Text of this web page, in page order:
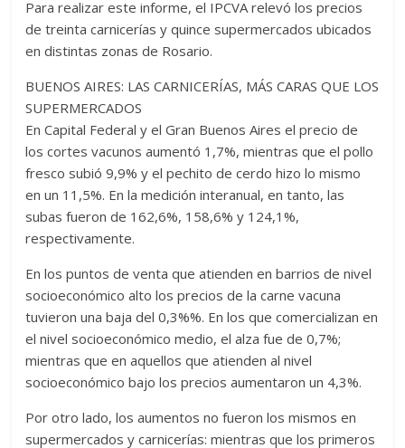
Para realizar este informe, el IPCVA relevó los precios
de treinta carnicerías y quince supermercados ubicados
en distintas zonas de Rosario.
BUENOS AIRES: LAS CARNICERÍAS, MÁS CARAS QUE LOS
SUPERMERCADOS
En Capital Federal y el Gran Buenos Aires el precio de
los cortes vacunos aumentó 1,7%, mientras que el pollo
fresco subió 9,9% y el pechito de cerdo hizo lo mismo
en un 11,5%. En la medición interanual, en tanto, las
subas fueron de 162,6%, 158,6% y 124,1%,
respectivamente.
En los puntos de venta que atienden en barrios de nivel
socioeconómico alto los precios de la carne vacuna
tuvieron una baja del 0,3%%. En los que comercializan en
el nivel socioeconómico medio, el alza fue de 0,7%;
mientras que en aquellos que atienden al nivel
socioeconómico bajo los precios aumentaron un 4,3%.
Por otro lado, los aumentos no fueron los mismos en
supermercados y carnicerías: mientras que los primeros